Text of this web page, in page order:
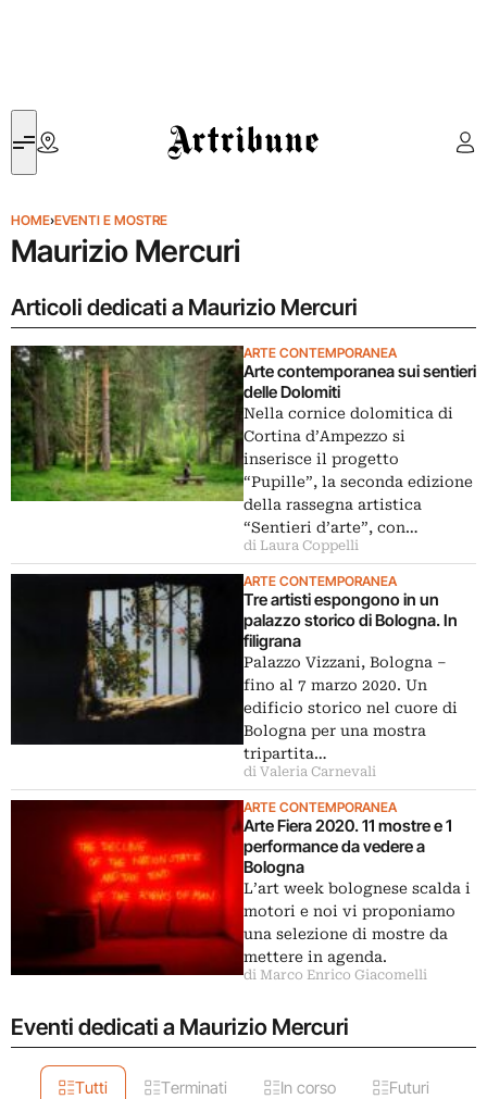
Artribune
HOME›EVENTI E MOSTRE
Maurizio Mercuri
Articoli dedicati a Maurizio Mercuri
ARTE CONTEMPORANEA
Arte contemporanea sui sentieri
delle Dolomiti
Nella cornice dolomitica di
Cortina d’Ampezzo si
inserisce il progetto
“Pupille”, la seconda edizione
della rassegna artistica
“Sentieri d’arte”, con…
di Laura Coppelli
ARTE CONTEMPORANEA
Tre artisti espongono in un
palazzo storico di Bologna. In
filigrana
Palazzo Vizzani, Bologna –
fino al 7 marzo 2020. Un
edificio storico nel cuore di
Bologna per una mostra
tripartita…
di Valeria Carnevali
ARTE CONTEMPORANEA
Arte Fiera 2020. 11 mostre e 1
performance da vedere a
Bologna
L’art week bolognese scalda i
motori e noi vi proponiamo
una selezione di mostre da
mettere in agenda.
di Marco Enrico Giacomelli
Eventi dedicati a Maurizio Mercuri
Tutti Terminati In corso Futuri